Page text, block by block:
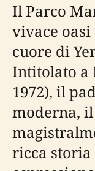
Il Parco
vivace
cuore di
Intitolato a
1972), il
moderna,
ricca